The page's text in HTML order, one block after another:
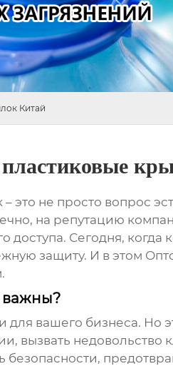
Китай
это не просто вопрос
на репутацию
Сегодня,
защиту. И в этом
важны?
для вашего бизнеса.
вызвать
безопасности,